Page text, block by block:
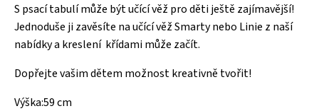
S psací tabulí může být učící věž pro děti ještě zajímavější!
Jednoduše ji zavěsíte na učící věž Smarty nebo Linie z naší
nabídky a kreslení křídami může začít.
Dopřejte vašim dětem možnost kreativně tvořit!
Výška:59 cm